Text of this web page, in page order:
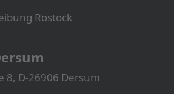
Rostock
8, D-26906 Dersum